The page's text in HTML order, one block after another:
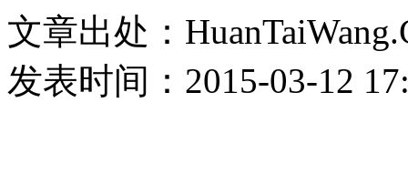
文章出处：
发表时间：2015-03-12